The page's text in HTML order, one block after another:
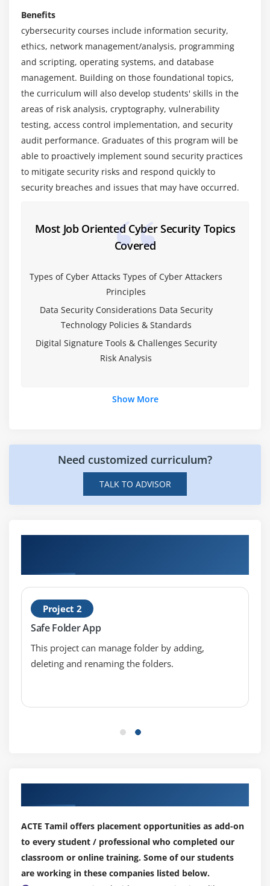
Adware
Scareware
PUPs
CPU Mining and Cryptojackers
Module 4 : Social Engineering
Phishing
vishing
SMShing
Module 5 : Cyber Threat Intelligence
Benefits
cybersecurity courses include information security,
ethics, network management/analysis, programming
and scripting, operating systems, and database
management. Building on those foundational topics,
the curriculum will also develop students' skills in the
areas of risk analysis, cryptography, vulnerability
testing, access control implementation, and security
audit performance. Graduates of this program will be
able to proactively implement sound security practices
to mitigate security risks and respond quickly to
security breaches and issues that may have occurred.
Most Job Oriented Cyber Security Topics
Covered
Types of Cyber Attacks Types of Cyber Attackers
Principles
Data Security Considerations Data Security
Technology Policies & Standards
Digital Signature Tools & Challenges Security
Risk Analysis
Show More
Need customized curriculum?
TALK TO ADVISOR
Project 2
Safe Folder App
This project can manage folder by adding,
deleting and renaming the folders.
ACTE Tamil offers placement opportunities as add-on
to every student / professional who completed our
classroom or online training. Some of our students
are working in these companies listed below.